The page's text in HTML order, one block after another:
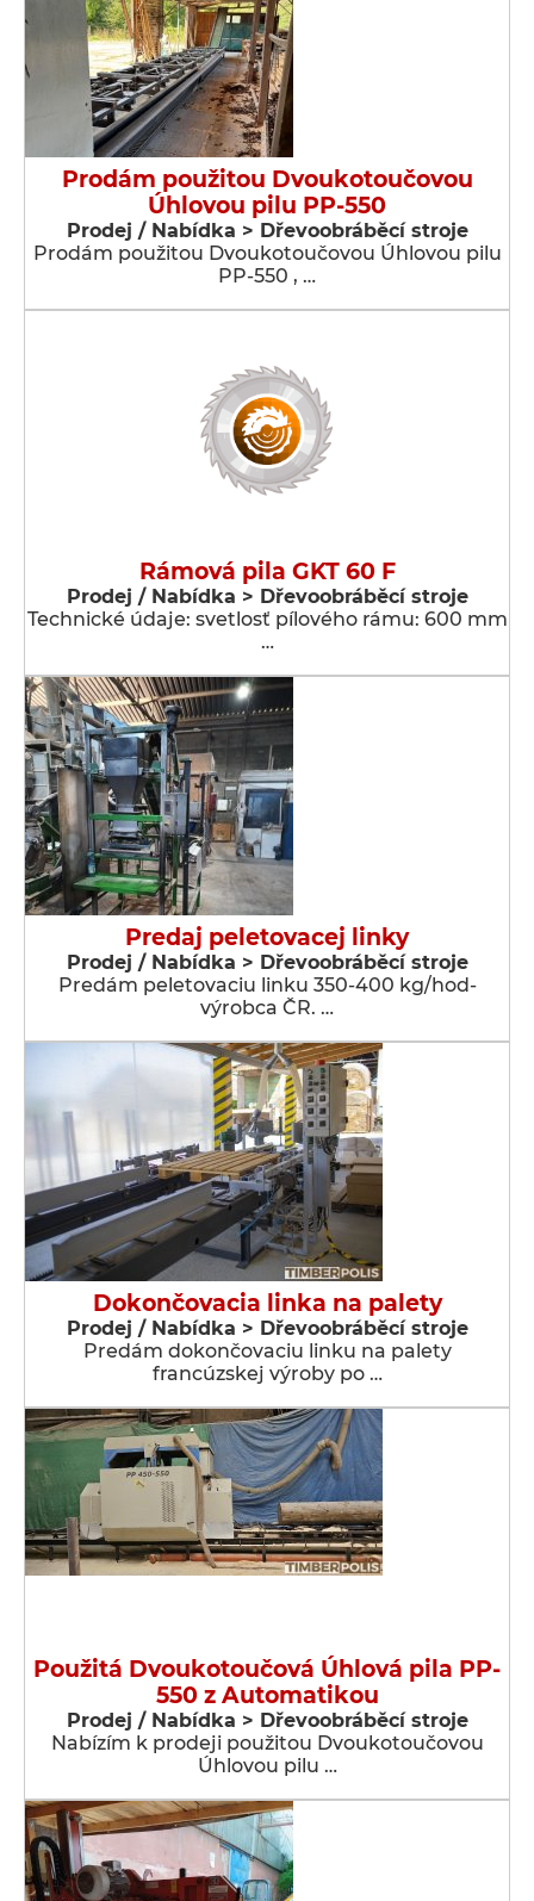
Prodám použitou Dvoukotoučovou
Úhlovou pilu PP-550
Prodej / Nabídka > Dřevoobráběcí stroje
Prodám použitou Dvoukotoučovou Úhlovou pilu
PP-550 , …
Rámová pila GKT 60 F
Prodej / Nabídka > Dřevoobráběcí stroje
Technické údaje: svetlosť pílového rámu: 600 mm
…
Predaj peletovacej linky
Prodej / Nabídka > Dřevoobráběcí stroje
Predám peletovaciu linku 350-400 kg/hod-
výrobca ČR. …
Dokončovacia linka na palety
Prodej / Nabídka > Dřevoobráběcí stroje
Predám dokončovaciu linku na palety
francúzskej výroby po …
Použitá Dvoukotoučová Úhlová pila PP-
550 z Automatikou
Prodej / Nabídka > Dřevoobráběcí stroje
Nabízím k prodeji použitou Dvoukotoučovou
Úhlovou pilu …